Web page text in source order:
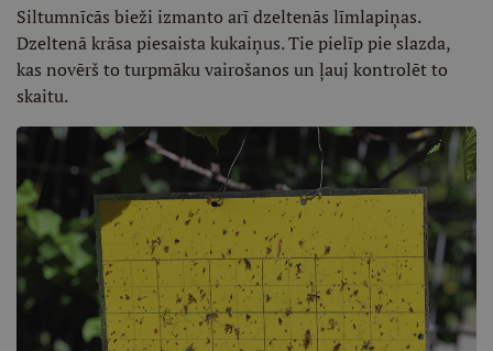
Siltumnīcās bieži izmanto arī dzeltenās līmlapiņas.
Dzeltenā krāsa piesaista kukaiņus. Tie pielīp pie slazda,
kas novērš to turpmāku vairošanos un ļauj kontrolēt to
skaitu.